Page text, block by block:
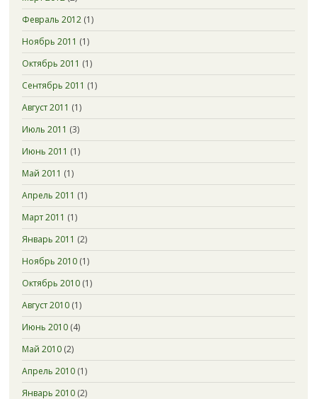
Февраль 2012(1)
Ноябрь 2011 (1)
Октябрь 2011 (1)
Сентябрь 2011 (1)
Август 2011 (1)
Июль 2011 (3)
Июнь 2011 (1)
Май 2011 (1)
Апрель 2011 (1)
Март 2011 (1)
Январь 2011 (2)
Ноябрь 2010(1)
Октябрь 2010(1)
Август 2010(1)
Июнь 2010(4)
Май 2010(2)
Апрель 2010(1)
Январь 2010(2)